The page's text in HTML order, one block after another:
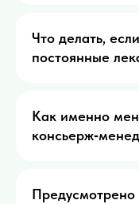
Что делать,
постоянные
Как именно